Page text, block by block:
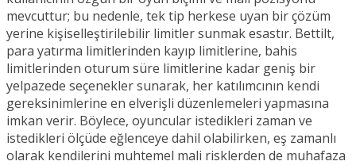
mevcuttur; bu nedenle, tek tip herkese uyan bir çözüm
yerine kişiselleştirilebilir limitler sunmak esastır. Bettilt,
para yatırma limitlerinden kayıp limitlerine, bahis
limitlerinden oturum süre limitlerine kadar geniş bir
yelpazede seçenekler sunarak, her katılımcının kendi
gereksinimlerine en elverişli düzenlemeleri yapmasına
imkan verir. Böylece, oyuncular istedikleri zaman ve
istedikleri ölçüde eğlenceye dahil olabilirken, eş zamanlı
olarak kendilerini muhtemel mali risklerden de muhafaza